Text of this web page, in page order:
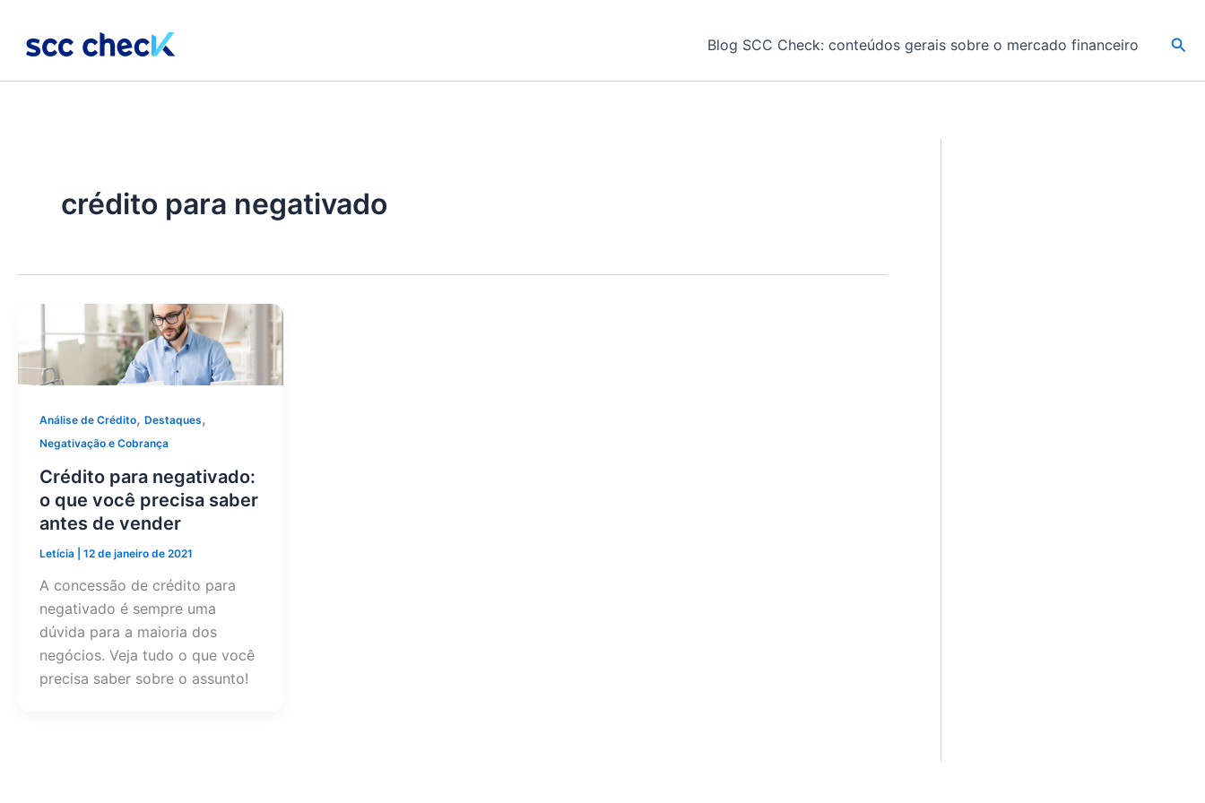
para
conteúdo
Blog SCC Check: conteúdos gerais sobre o mercado financeiro
crédito para negativado
Análise de Crédito, Destaques,
Negativação e Cobrança
Crédito para negativado:
o que você precisa saber
antes de vender
Letícia 12 de janeiro de 2021
A concessão de crédito para
negativado é sempre uma
dúvida para a maioria dos
negócios. Veja tudo o que você
precisa saber sobre o assunto!